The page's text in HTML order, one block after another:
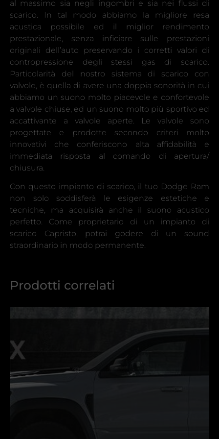
al massimo sia negli ingombri e sia nei flussi di
scarico. In tal modo abbiamo la migliore resa
acustica possibile ed il miglior rendimento
prestazionale, senza inficiare sulle prestazioni
originali dell’auto preservando i corretti valori di
contropressione degli stessi gas di scarico.
Particolarità del nostro sistema di scarico con
valvole, è quella di avere una doppia sonorità in cui
abbiamo un suono molto piacevole e confortevole
a valvole chiuse, ed un suono molto più sportivo ed
accattivante a valvole aperte. Le valvole sono
progettate e prodotte secondo criteri molto
innovativi che conferiscono alta affidabilità e
immediata risposta al comando di apertura/
chiusura.
Con questo impianto di scarico, il tuo Dodge Ram
non solo soddisferà le esigenze estetiche e
tecniche, ma acquisirà anche il suono acustico
perfetto. Come proprietario di un impianto di
scarico Capristo, potrai godere di un sound
straordinario in modo permanente.
Prodotti correlati